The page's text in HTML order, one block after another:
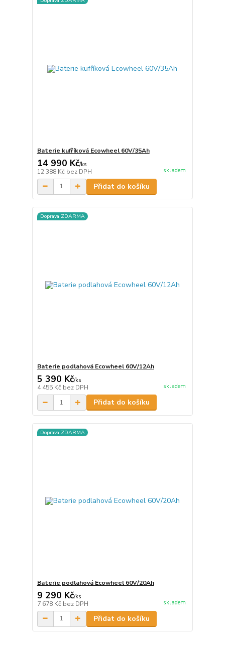
Baterie kufříková Ecowheel 60V/35Ah
14 990 Kč/ks
12 388 Kč bez DPH skladem
Přidat do košíku
Doprava ZDARMA
Baterie podlahová Ecowheel 60V/12Ah
5 390 Kč/ks
4 455 Kč bez DPH skladem
Přidat do košíku
Doprava ZDARMA
Baterie podlahová Ecowheel 60V/20Ah
9 290 Kč/ks
7 678 Kč bez DPH skladem
Přidat do košíku